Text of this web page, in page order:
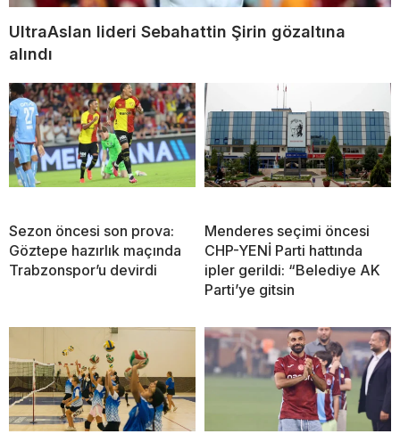
UltraAslan lideri Sebahattin Şirin gözaltına
alındı
Sezon öncesi son prova:
Göztepe hazırlık maçında
Trabzonspor’u devirdi
Menderes seçimi öncesi
CHP-YENİ Parti hattında
ipler gerildi: “Belediye AK
Parti’ye gitsin